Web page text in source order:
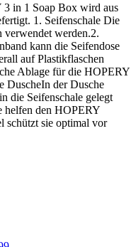
in 1 Soap Box wird aus
1. Seifenschale Die
verwendet werden.2.
kann die Seifendose
auf Plastikflaschen
Ablage für die HOPERY
DuscheIn der Dusche
die Seifenschale gelegt
helfen den HOPERY
schützt sie optimal vor